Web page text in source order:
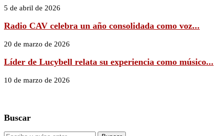
5 de abril de 2026
Radio CAV celebra un año consolidada como voz...
20 de marzo de 2026
Líder de Lucybell relata su experiencia como músico...
10 de marzo de 2026
Buscar